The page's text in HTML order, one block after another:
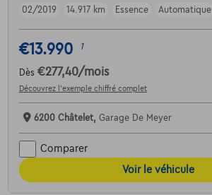
02/2019
14.917 km Essence Automatique
€13.990 1
Dès €277,40/mois
Découvrez l’exemple chiffré complet
6200 Châtelet, Garage De Meyer
Comparer
Voir le véhicule